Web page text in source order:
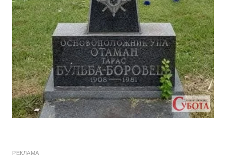
РЕКЛАМА